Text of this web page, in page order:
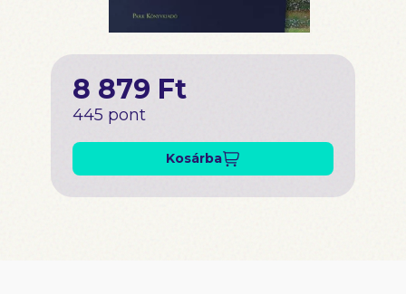
8 879 Ft
445 pont
Kosárba